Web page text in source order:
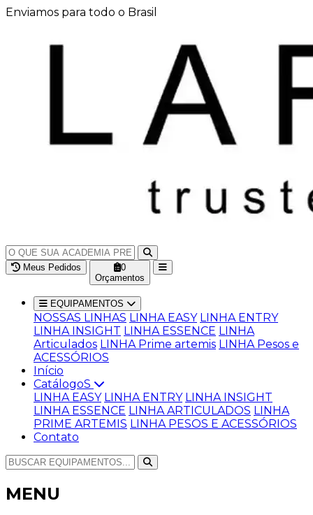
Enviamos para todo o Brasil
Meus Pedidos
0
Orçamentos
EQUIPAMENTOS
NOSSAS LINHAS LINHA EASY LINHA ENTRY
LINHA INSIGHT LINHA ESSENCE LINHA
Articulados LINHA Prime artemis LINHA Pesos e
ACESSÓRIOS
Início
CatálogoS
LINHA EASY LINHA ENTRY LINHA INSIGHT
LINHA ESSENCE LINHA ARTICULADOS LINHA
PRIME ARTEMIS LINHA PESOS E ACESSÓRIOS
Contato
MENU